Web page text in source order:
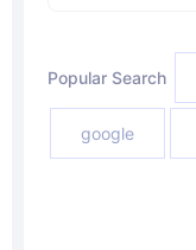
Popular Search
google